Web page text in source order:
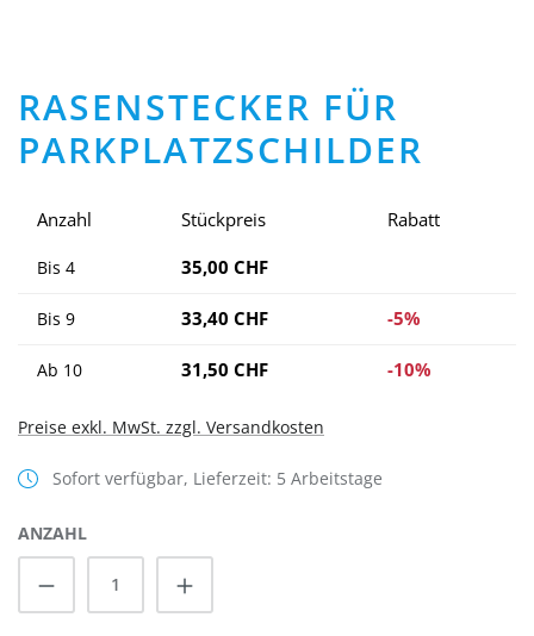
RASENSTECKER FÜR
PARKPLATZSCHILDER
Anzahl Stückpreis Rabatt
Bis 4 35,00 CHF
Bis 9 33,40 CHF -5%
Ab 10 31,50 CHF -10%
Preise exkl. MwSt. zzgl. Versandkosten
Sofort verfügbar, Lieferzeit: 5 Arbeitstage
ANZAHL
Produkt Anzahl: Gib den gewünschten